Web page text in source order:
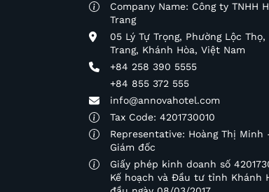
Company Name: Công ty TNHH
Trang
05 Lý Tự Trọng, Phường Lộc Thọ,
Trang, Khánh Hòa, Việt Nam
+84 258 390 5555
+84 855 372 555
info@annovahotel.com
Tax Code: 4201730010
Representative: Hoàng Thị Minh
Giám đốc
Giấy phép kinh doanh số
Kế hoạch và Đầu tư tỉnh Khánh